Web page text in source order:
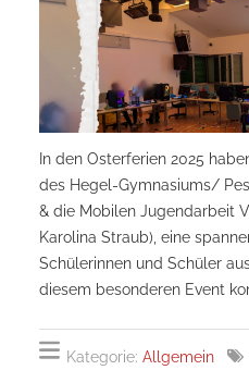
In den Osterferien 2025
des Hegel-Gymnasiums/
& die Mobilen Jugendarbeit
Karolina Straub), eine
Schülerinnen und Schüler
diesem besonderen Event
Kategorie: Allgemein